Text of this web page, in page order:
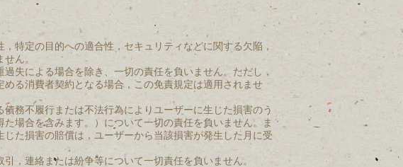
特定の目的への適合性，セキュリティなどに関する欠陥，
ん。
失による場合を除き、一切の責任を負いません。ただし，
る消費者契約となる場合，この免責規定は適用されませ
務不履行または不法行為によりユーザーに生じた損害のう
場合を含みます。）について一切の責任を負いません。ま
た損害の賠償は，ユーザーから当該損害が発生した月に受
，連絡または紛争等について一切責任を負いません。